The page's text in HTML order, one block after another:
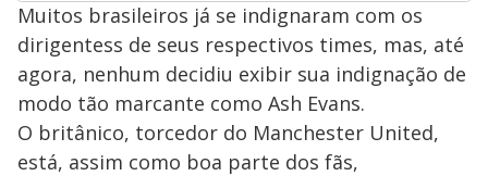
Muitos brasileiros já se indignaram com os
dirigentess de seus respectivos times, mas, até
agora, nenhum decidiu exibir sua indignação de
modo tão marcante como Ash Evans.
O britânico, torcedor do Manchester United,
está, assim como boa parte dos fãs,